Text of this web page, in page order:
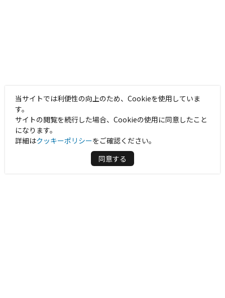
当サイトでは利便性の向上のため、Cookieを使用していま
す。
サイトの閲覧を続行した場合、Cookieの使用に同意したこと
になります。
詳細はクッキーポリシーをご確認ください。
同意する